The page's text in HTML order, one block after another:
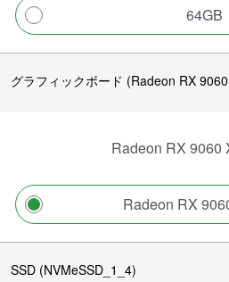
64GB
グラフィックボード (Radeon RX
Radeon RX 9060
Radeon RX
SSD (NVMeSSD_1_4)